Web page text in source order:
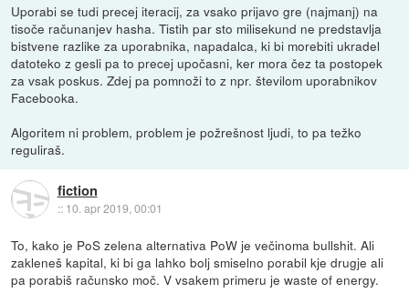
Uporabi se tudi precej iteracij, za vsako prijavo gre (najmanj) na
tisoče računanjev hasha. Tistih par sto milisekund ne predstavlja
bistvene razlike za uporabnika, napadalca, ki bi morebiti ukradel
datoteko z gesli pa to precej upočasni, ker mora čez ta postopek
za vsak poskus. Zdej pa pomnoži to z npr. številom uporabnikov
Facebooka.
Algoritem ni problem, problem je požrešnost ljudi, to pa težko
reguliraš.
fiction
:: 10. apr 2019, 00:01
To, kako je PoS zelena alternativa PoW je večinoma bullshit. Ali
zakleneš kapital, ki bi ga lahko bolj smiselno porabil kje drugje ali
pa porabiš računsko moč. V vsakem primeru je waste of energy.